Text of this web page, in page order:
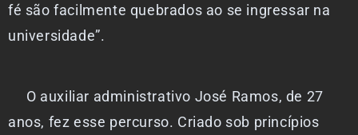
fé são facilmente quebrados ao se ingressar na
universidade”.
O auxiliar administrativo José Ramos, de 27
anos, fez esse percurso. Criado sob princípios